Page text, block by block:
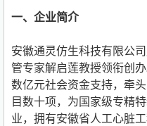
一、企业简介
安徽通灵仿生科技有限公
管专家解启莲教授领衔创
数亿元社会资金支持，牵
目数十项，为国家级专精
业，拥有安徽省人工心脏